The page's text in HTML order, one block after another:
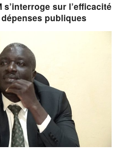
s’interroge sur l’efficacité
publiques